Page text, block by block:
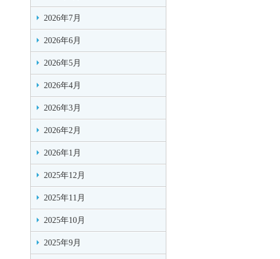
2026年7月
2026年6月
2026年5月
2026年4月
2026年3月
2026年2月
2026年1月
2025年12月
2025年11月
2025年10月
2025年9月